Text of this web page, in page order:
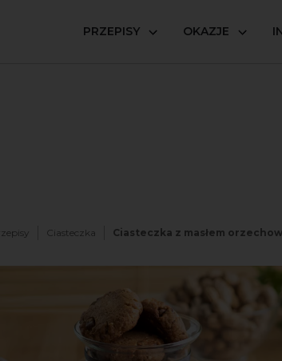
PRZEPISY OKAZJE
Ciasteczka Ciasteczka z masłem